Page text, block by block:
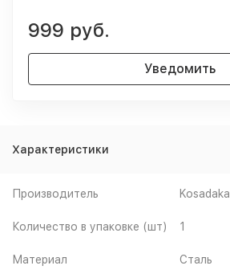
999 руб.
Уведомить
Характеристики
Производитель Kosadaka
Количество в упаковке (шт) 1
Материал Сталь